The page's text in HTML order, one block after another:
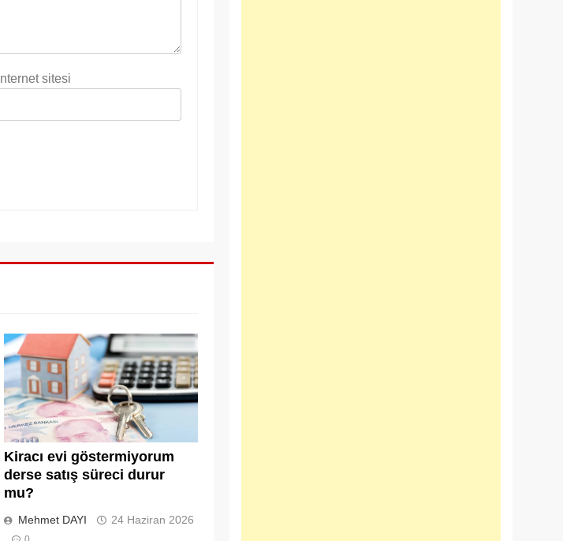
İnternet sitesi
Kiracı evi göstermiyorum
derse satış süreci durur
mu?
Mehmet DAYI 24 Haziran 2026